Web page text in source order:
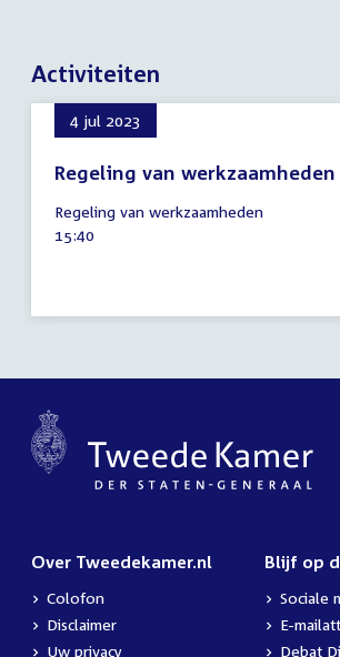
Activiteiten
4 jul 2023
Regeling van werkzaamheden
juli
2023
Regeling van werkzaamheden
Tijd
15:40
Over Tweedekamer.nl
Colofon
Disclaimer
Uw privacy
Blijf op
Sociale
E-
Debat